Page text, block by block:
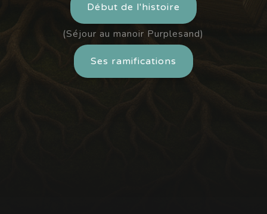
Début de l'histoire
(Séjour au manoir Purplesand)
Ses ramifications